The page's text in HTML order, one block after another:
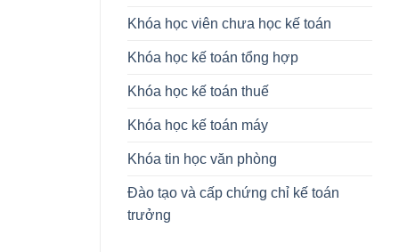
Khóa học viên chưa học kế toán
Khóa học kế toán tổng hợp
Khóa học kế toán thuế
Khóa học kế toán máy
Khóa tin học văn phòng
Đào tạo và cấp chứng chỉ kế toán
trưởng